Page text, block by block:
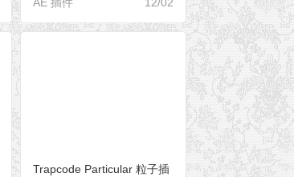
AE 插件 12/02
Trapcode Particular 粒子插